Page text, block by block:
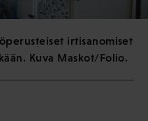
irtisanomiset
Kuva Maskot/Folio.